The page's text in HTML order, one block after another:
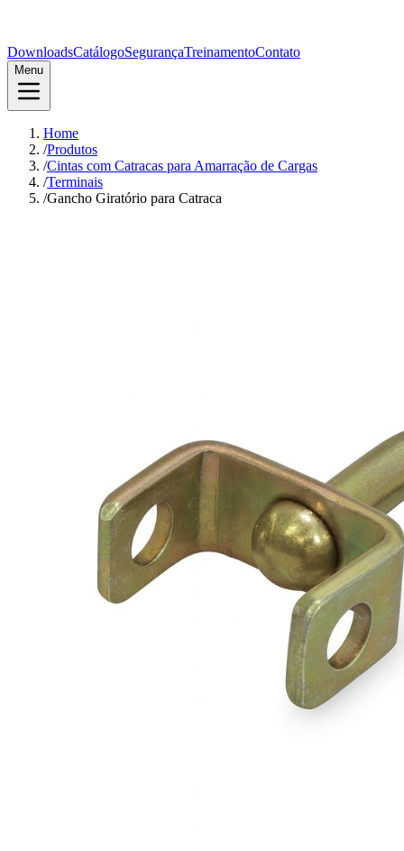
DownloadsCatálogoSegurançaTreinamentoContato
Menu
Home
/Produtos
/Cintas com Catracas para Amarração de Cargas
/Terminais
/Gancho Giratório para Catraca